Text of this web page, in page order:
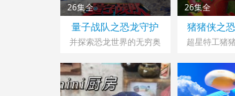
26集全
量子战队之恐龙守护
并探索恐龙世界的无穷奥
26集全
猪猪侠之
七
超星特工猪